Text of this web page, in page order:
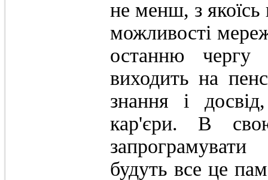
не менш, з якоїсь
можливості
останню
виходить на
знання і
кар'єри. В
будуть все це